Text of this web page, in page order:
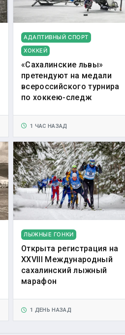
АДАПТИВНЫЙ СПОРТ
ХОККЕЙ
«Сахалинские львы»
претендуют на медали
всероссийского турнира
по хоккею-следж
1 ЧАС НАЗАД
ЛЫЖНЫЕ ГОНКИ
Открыта регистрация на
XXVIII Международный
сахалинский лыжный
марафон
1 ДЕНЬ НАЗАД